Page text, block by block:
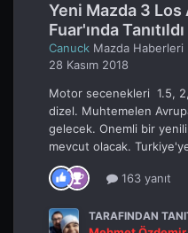
Yeni Mazda 3
Fuar'ında Tanıtıldı
Canuck Mazda Haberleri
28 Kasım 2018
Motor secenekleri 1.5,
dizel. Muhtemelen
gelecek. Onemli bir
mevcut olacak.
163 yanıt
TARAFINDAN